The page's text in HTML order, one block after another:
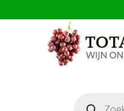
zoeken